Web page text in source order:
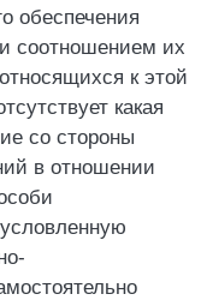
обеспечения
соотношением их
к этой
какая
со стороны
в отношении